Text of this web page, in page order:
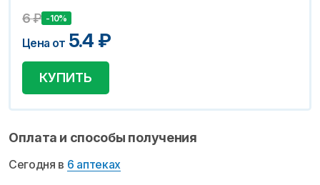
6₽ -10%
Цена от 5.4 ₽
КУПИТЬ
Оплата и способы получения
Сегодня в 6 аптеках